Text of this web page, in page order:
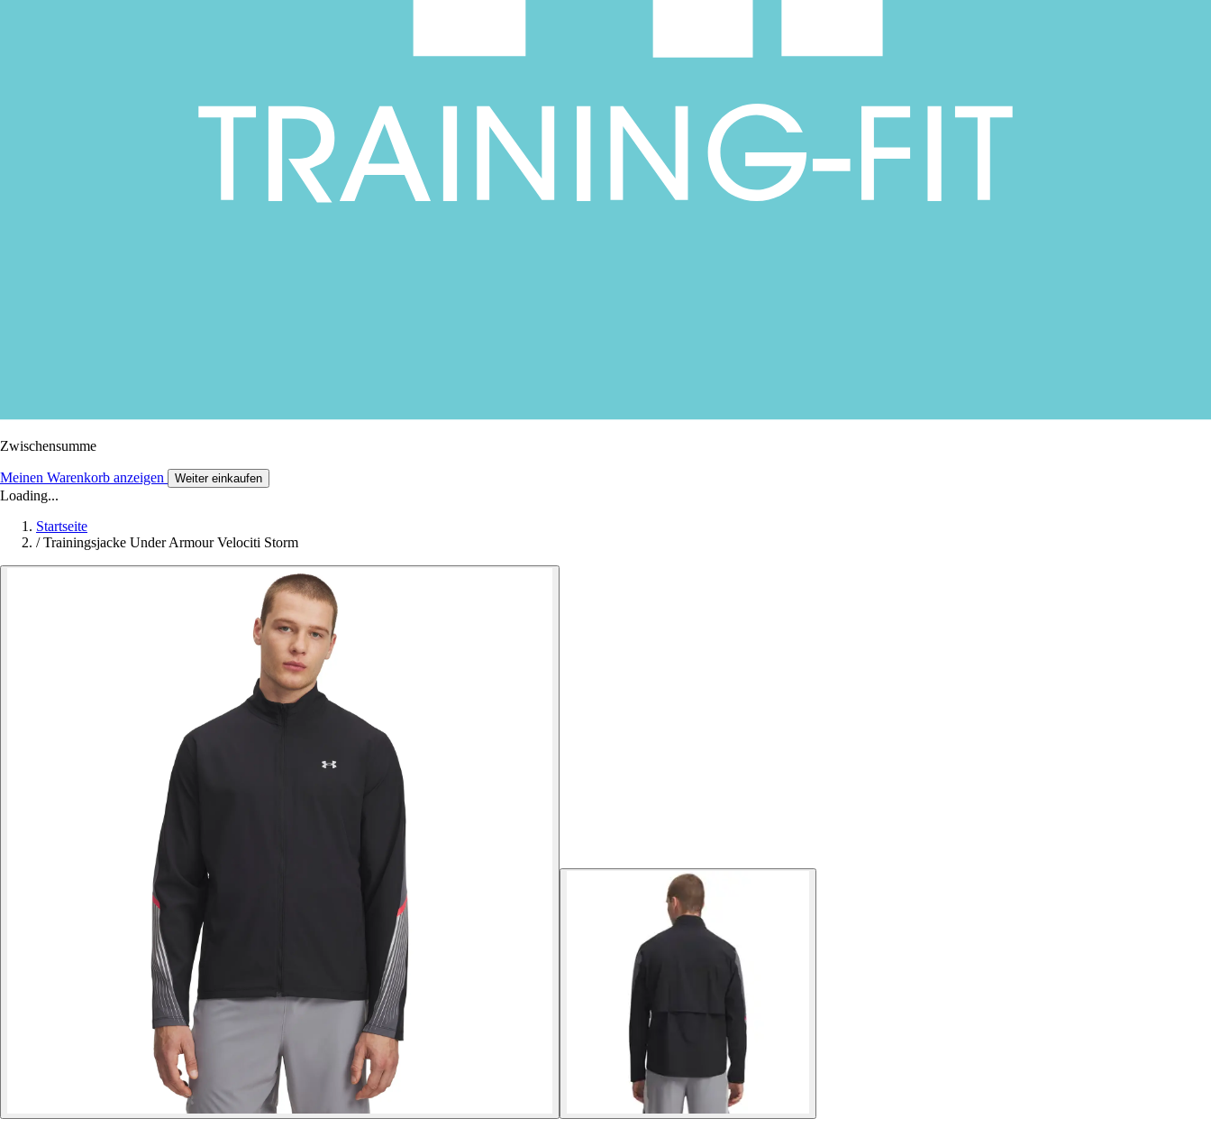
Zwischensumme
Meinen Warenkorb anzeigen Weiter einkaufen
Loading...
Startseite
/ Trainingsjacke Under Armour Velociti Storm